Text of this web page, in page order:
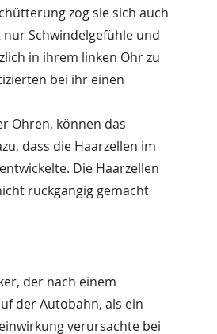
zog sie sich auch
Schwindelgefühle und
in ihrem linken Ohr zu
bei ihr einen
Ohren, können das
dass die Haarzellen im
Die Haarzellen
rückgängig gemacht
der nach einem
der Autobahn, als ein
verursachte bei